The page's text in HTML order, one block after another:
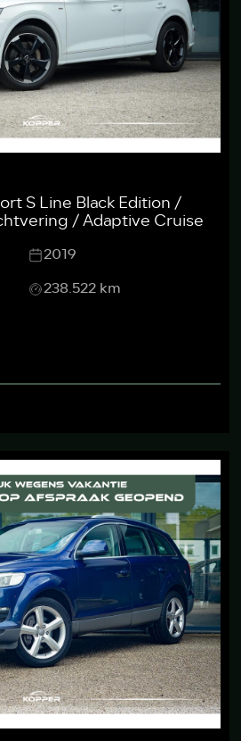
S Line Black Edition /
/ Adaptive Cruise
2019
238.522 km